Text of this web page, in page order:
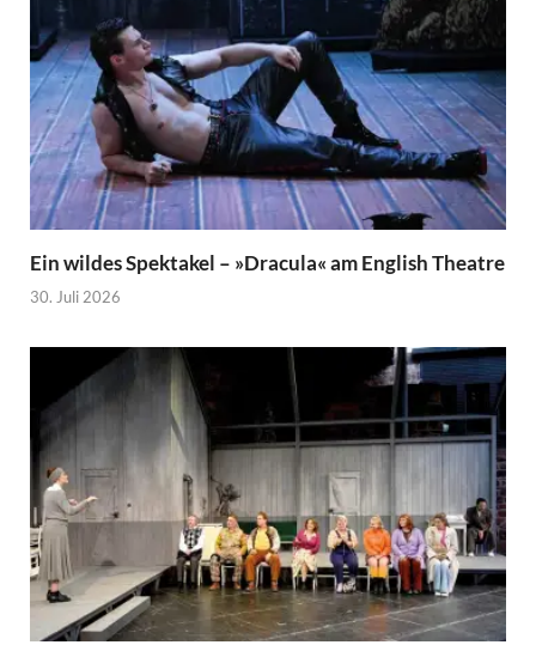
Ein wildes Spektakel – »Dracula« am English Theatre
30. Juli 2026